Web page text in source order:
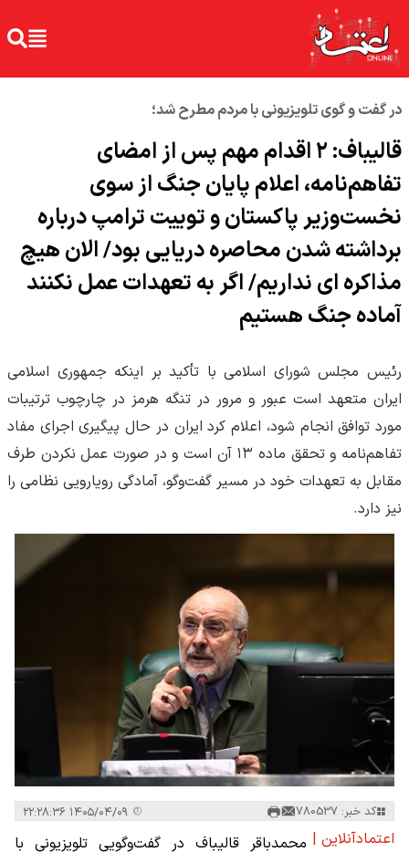
در گفت و گوی تلویزیونی با مردم مطرح شد؛
قالیباف: ۲ اقدام مهم پس از امضای
تفاهم‌نامه، اعلام پایان جنگ از سوی
نخست‌وزیر پاکستان و توییت ترامپ درباره
برداشته شدن محاصره دریایی بود/ الان هیچ
مذاکره ای نداریم/ اگر به تعهدات عمل نکنند
آماده جنگ هستیم
رئیس مجلس شورای اسلامی با تأکید بر اینکه جمهوری اسلامی
ایران متعهد است عبور و مرور در تنگه هرمز در چارچوب ترتیبات
مورد توافق انجام شود، اعلام کرد ایران در حال پیگیری اجرای مفاد
تفاهم‌نامه و تحقق ماده ۱۳ آن است و در صورت عمل نکردن طرف
مقابل به تعهدات خود در مسیر گفت‌وگو، آمادگی رویارویی نظامی را
نیز دارد.
کد خبر: 780537
اعتمادآنلاین | محمدباقر قالیباف در گفت‌وگویی تلویزیونی با